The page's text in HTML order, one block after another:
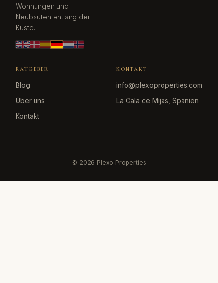
Wohnungen und
Neubauten entlang der
Küste.
RATGEBER
Blog
Über uns
Kontakt
KONTAKT
info@plexoproperties.com
La Cala de Mijas, Spanien
© 2026 Plexo Properties